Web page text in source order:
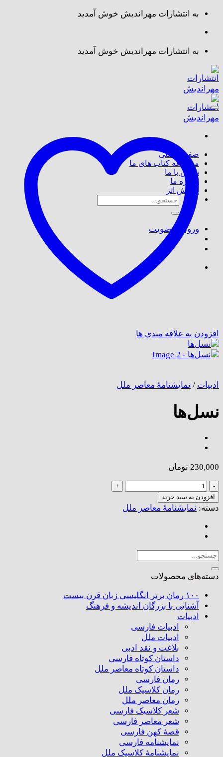
Skip
content
به انتشارات مهراندیش خوش آمدید
به انتشارات مهراندیش خوش آمدید
صفحه اصلی
مجموعه کتاب های ما
تماس با ما
درباره ما
پذیرش اثر
جستجو
برای:
ورود / عضویت
افزودن به علاقه مندی ها
ادبیات / نمایشنامهٔ معاصر ملل
نسل‌ها
230,000 تومان
نسل‌ها
عدد
افزودن به سبد خرید
دسته: نمایشنامهٔ معاصر ملل
جستجو
برای:
دسته‌های محصولات
۱۰۰ رمان برتر انگلیسی زبان قرن بیست
آشنایی با بزرگان اندیشه و فرهنگ
ادبیات
ادبیات فارسی
ادبیات ملل
بلاغت و نقد ادبی
داستان کوتاه فارسی
داستان کوتاه معاصر ملل
رمان فارسی
رمان کلاسیک ملل
رمان معاصر ملل
شعر کلاسیک فارسی
شعر معاصر فارسی
قصهٔ کهن فارسی
نمایشنامه فارسی
نمایشنامهٔ کلاسیک ملل